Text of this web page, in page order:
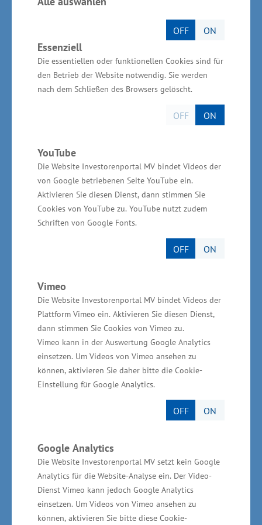
OFF ON
Essenziell
Die essentiellen oder funktionellen Cookies sind für
den Betrieb der Website notwendig. Sie werden
nach dem Schließen des Browsers gelöscht.
OFF ON
YouTube
Die Website Investorenportal MV bindet Videos der
von Google betriebenen Seite YouTube ein.
Aktivieren Sie diesen Dienst, dann stimmen Sie
Cookies von YouTube zu. YouTube nutzt zudem
Schriften von Google Fonts.
OFF ON
Vimeo
Die Website Investorenportal MV bindet Videos der
Plattform Vimeo ein. Aktivieren Sie diesen Dienst,
dann stimmen Sie Cookies von Vimeo zu.
Vimeo kann in der Auswertung Google Analytics
einsetzen. Um Videos von Vimeo ansehen zu
können, aktivieren Sie daher bitte die Cookie-
Einstellung für Google Analytics.
OFF ON
Google Analytics
Die Website Investorenportal MV setzt kein Google
Analytics für die Website-Analyse ein. Der Video-
Dienst Vimeo kann jedoch Google Analytics
einsetzen. Um Videos von Vimeo ansehen zu
können, aktivieren Sie bitte diese Cookie-
Ausbildungsplätze bis 2027 geschaffen. Mit der
zweiten Bauetappe unseres neuen Werkes
werden weitere 300 Arbeitsplätze und 15
zusätzliche Ausbildungsplätze bis 2029
entstehen. Damit erweitert Ypsomed nicht nur
die Produktionskapazitäten, sondern leistet
auch einen wichtigen Beitrag zur
wirtschaftlichen Entwicklung der Region. Unser
Ziel ist es, nicht nur sichere neue Arbeitsplätze
zu schaffen, sondern unseren Mitarbeitenden
auch die Möglichkeit zu geben, sich
kontinuierlich weiterzuentwickeln. Dabei legen
wir großen Wert auf die Aus- und Weiterbildung
unserer Mitarbeitenden, um nachhaltige
Perspektiven für die Region zu schaffen.“
Gemeinsames Statement:
Die drei Arbeitsmarktexperten wissen um die
Herausforderungen des Arbeitsmarktes in
Mecklenburg-Vorpommern, fordern aber
zusätzliche Anstrengungen, um den Übergang
von der Schule in eine Berufsausbildung zu
Maße über eine hohe fachliche Flexibilität und
regionale Mobilität. Oft wichtige
Grundvoraussetzung in einem Flächenland, um
freie Jobs in Unternehmen besetzen zu können.